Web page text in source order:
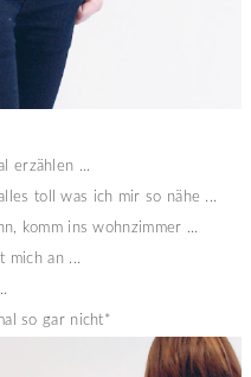
erzählen ...
toll was ich mir so nähe ...
komm ins wohnzimmer ...
mich an ...
so gar nicht*